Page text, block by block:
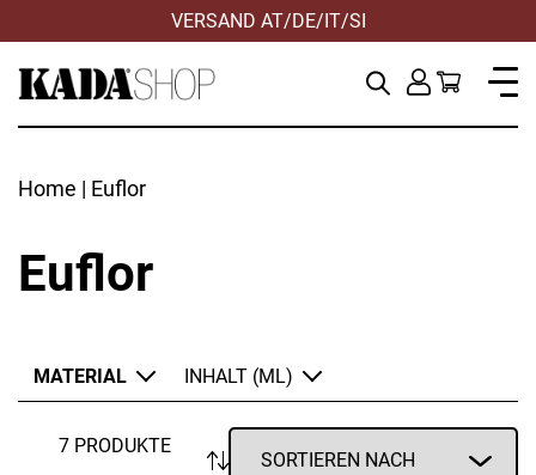
VERSAND AT/DE/IT/SI
Home | Euflor
Euflor
MATERIAL INHALT (ML)
ANWENDEN
7 PRODUKTE